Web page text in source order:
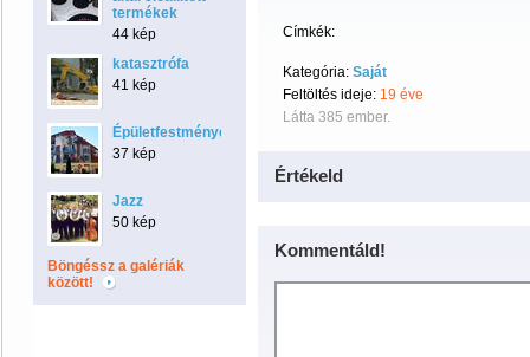
termékek
44 kép
katasztrófa
41 kép
Épületfestmények
37 kép
Jazz
50 kép
Böngéssz a galériák
között!
Címkék:
Kategória: Saját
Feltöltés ideje: 19 éve
Látta 385 ember.
Értékeld
Kommentáld!